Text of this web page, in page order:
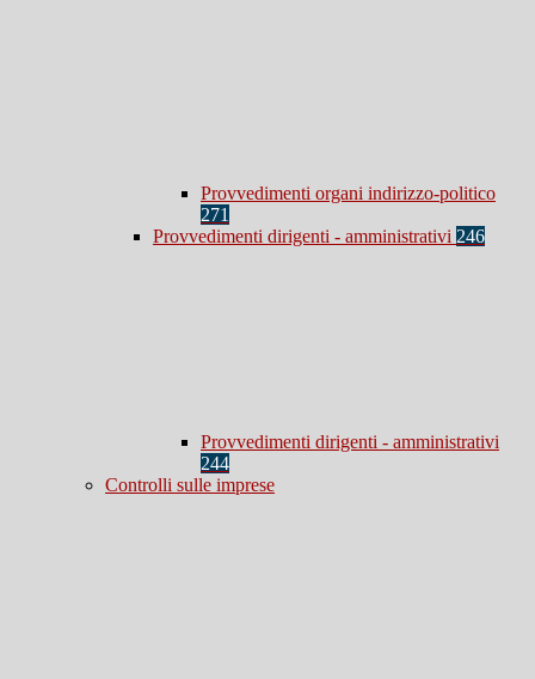
Provvedimenti organi indirizzo-politico
271
Provvedimenti dirigenti - amministrativi 246
Provvedimenti dirigenti - amministrativi
244
Controlli sulle imprese